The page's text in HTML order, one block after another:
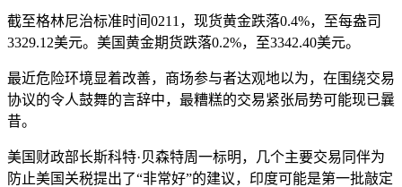
截至格林尼治标准时间0211，现货黄金跌落0.4%，至每盎司
3329.12美元。美国黄金期货跌落0.2%，至3342.40美元。
最近危险环境显着改善，商场参与者达观地以为，在围绕交易
协议的令人鼓舞的言辞中，最糟糕的交易紧张局势可能现已曩
昔。
美国财政部长斯科特·贝森特周一标明，几个主要交易同伴为
防止美国关税提出了“非常好”的建议，印度可能是第一批敲定